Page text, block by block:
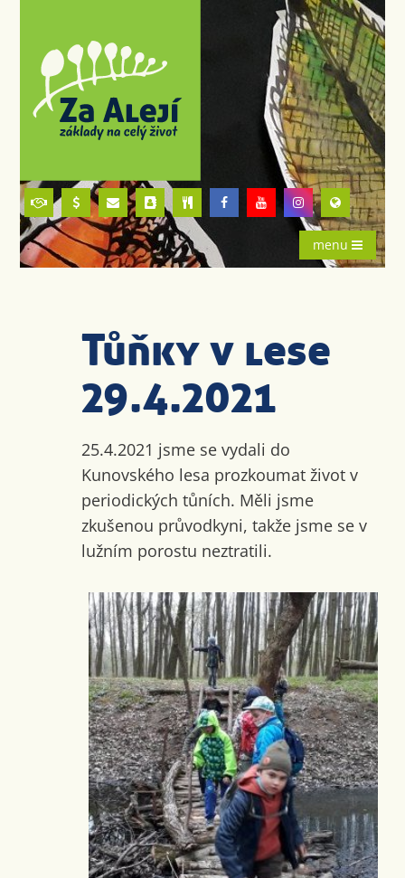
menu
Tůňky v lese
29.4.2021
25.4.2021 jsme se vydali do
Kunovského lesa prozkoumat život v
periodických tůních. Měli jsme
zkušenou průvodkyni, takže jsme se v
lužním porostu neztratili.